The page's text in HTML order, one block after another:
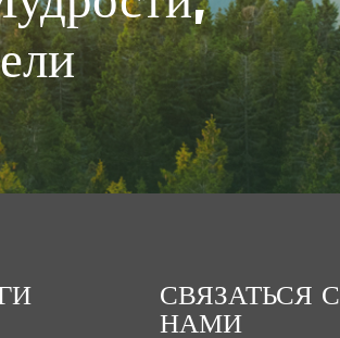
СВЯЗАТЬСЯ С
НАМИ